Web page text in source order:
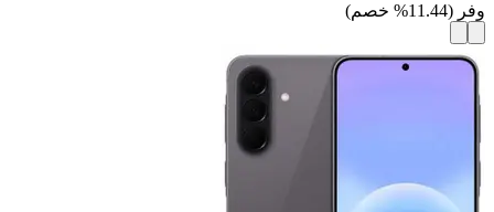
وفر (
11.44
% خصم)